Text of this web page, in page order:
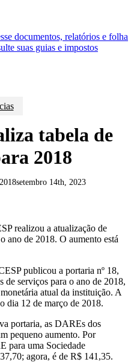
documentos, relatórios e folha
suas guias e impostos
tabela de
2018
setembro 14th, 2023
realizou a atualização de
ano de 2018. O aumento está
publicou a portaria nº 18,
de serviços para o ano de 2018,
atual da instituição. A
dia 12 de março de 2018.
portaria, as DAREs dos
pequeno aumento. Por
para uma Sociedade
agora, é de R$ 141,35.